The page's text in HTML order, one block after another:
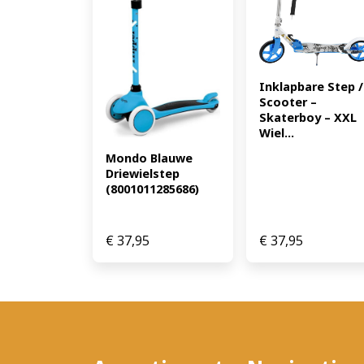
Mondo Blauwe
Driewielstep
(8001011285686)
€37,95
Inklapbare Step /
Scooter –
Skaterboy – XXL
Wiel...
€37,95